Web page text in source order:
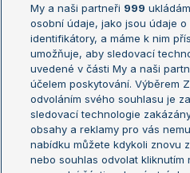
Žebříček ATP (muži)
Žebříček WTA (ženy)
Sázkařský žebříček
US
Aktualní trendy
My a naši partneři 999
osobní údaje, jako jsou údaje
identifikátory, a máme k nim
umožňuje, aby sledovací
uvedené v části My a naši
účelem poskytování. Výběrem
odvoláním svého souhlasu je
sledovací technologie
obsahy a reklamy pro vás
nabídku můžete kdykoli znovu
nebo souhlas odvolat kliknutím